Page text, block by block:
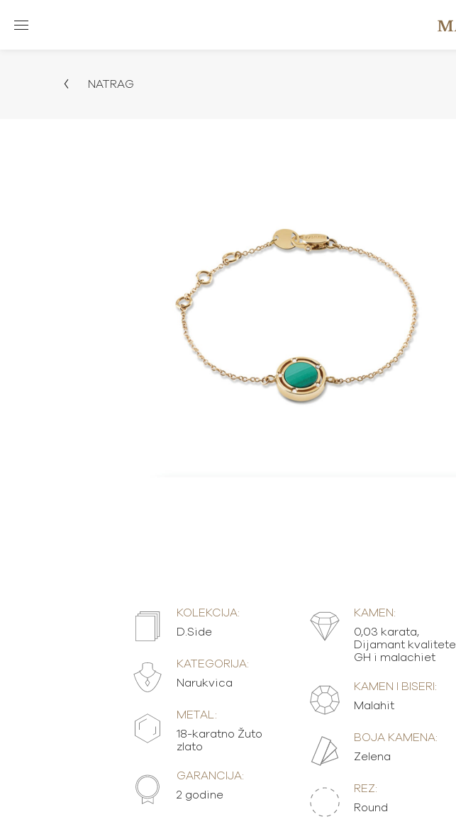
NATRAG
KOLEKCIJA:
D.Side
KATEGORIJA:
Narukvica
METAL:
18-karatno Žuto
zlato
GARANCIJA:
2 godine
KAMEN:
0,03 karata,
Dijamant kvalitete
GH i malachiet
KAMEN I BISERI:
Malahit
BOJA KAMENA:
Zelena
REZ:
Round